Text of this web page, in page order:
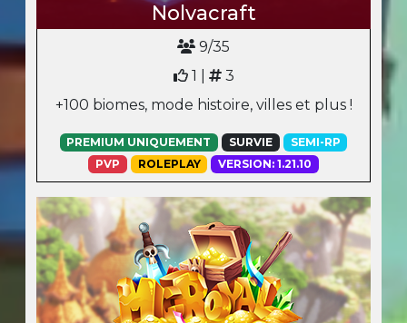
Nolvacraft
9/35
1 |
3
+100 biomes, mode histoire, villes et plus !
PREMIUM UNIQUEMENT SURVIE
SEMI-RP
PVP
ROLEPLAY VERSION: 1.21.10